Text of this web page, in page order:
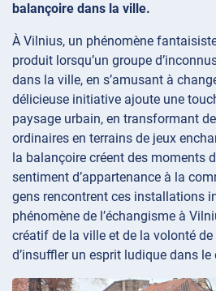
balançoire dans la ville.
À Vilnius, un phénomène
produit lorsqu’un groupe
dans la ville, en s’amusant à
délicieuse initiative ajoute une
paysage urbain, en transformant
ordinaires en terrains de jeux
la balançoire créent des moments
sentiment d’appartenance à la
gens rencontrent ces installations
phénomène de l’échangisme à
créatif de la ville et de la volonté
d’insuffler un esprit ludique dans